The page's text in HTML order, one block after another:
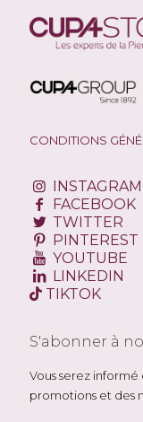
CONDITIONS
INSTAGRAM
FACEBOOK
TWITTER
PINTEREST
YOUTUBE
LINKEDIN
TIKTOK
S'abonner à
Vous serez
promotions et des